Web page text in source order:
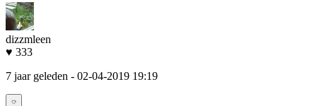
dizzmleen
♥ 333
7 jaar geleden - 02-04-2019 19:19